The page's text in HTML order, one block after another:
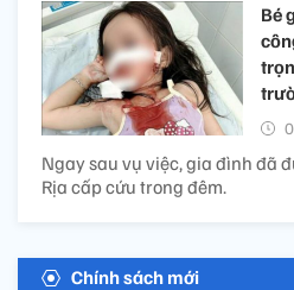
Bé
Ngay sau vụ việc, gia đình đã
Rịa cấp cứu trong đêm.
Chính sách mới